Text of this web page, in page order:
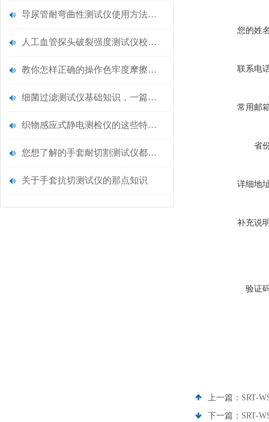
导尿管耐弯曲性测试仪使用方法与操作规范
人工血管探头破裂强度测试仪校准规范：精准赋能医疗安全的技术基准
教你怎样正确的操作色牢度摩擦测试机
细菌过滤测试仪基础知识，一篇搞定
织物感应式静电测检仪的这些特点很少有人都知道
您想了解的手套耐切割测试仪都在这里了
关于手套抗切测试仪的那点知识
您的姓
联系电
常用邮
省
详细地
补充说
验证
上一篇： SRT-
下一篇： SRT-